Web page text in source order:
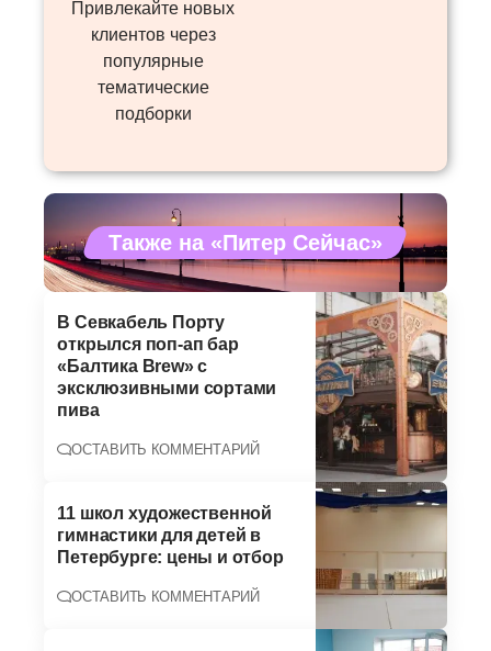
Привлекайте новых
клиентов через
популярные
тематические
подборки
Также на «Питер Сейчас»
В Севкабель Порту
открылся поп-ап бар
«Балтика Brew» с
эксклюзивными сортами
пива
ОСТАВИТЬ КОММЕНТАРИЙ
11 школ художественной
гимнастики для детей в
Петербурге: цены и отбор
ОСТАВИТЬ КОММЕНТАРИЙ